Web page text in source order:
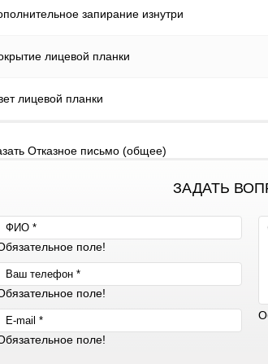
запирание изнутри
лицевой планки
лицевой планки
Отказное письмо (общее)
ЗАДАТЬ
поле!
поле!
поле!